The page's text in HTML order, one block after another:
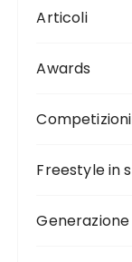
Articoli
Awards
Competizioni
Freestyle in